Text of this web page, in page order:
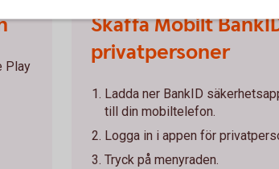
Play
Skaffa Mobilt
privatpersoner
Ladda ner BankID
till din mobiltelefon.
Logga in i appen för
Tryck på menyraden.